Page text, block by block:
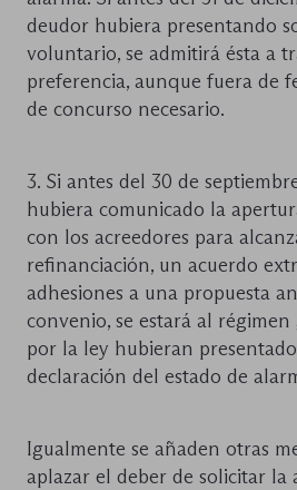
deudor hubiera presentando
voluntario, se admitirá ésta a
preferencia, aunque fuera de
de concurso necesario.
3. Si antes del 30 de
hubiera comunicado la
con los acreedores para
refinanciación, un acuerdo
adhesiones a una propuesta
convenio, se estará al
por la ley hubieran
declaración del estado de
Igualmente se añaden otras
aplazar el deber de solicitar la